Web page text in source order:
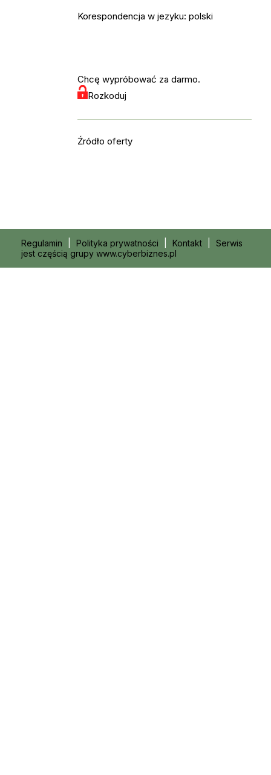
Korespondencja w jezyku: polski
Chcę wypróbować za darmo.
Rozkoduj
Źródło oferty
Regulamin Polityka prywatności Kontakt
Serwis
jest częścią grupy www.cyberbiznes.pl